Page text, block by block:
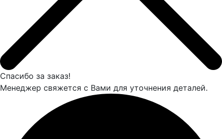
Спасибо за заказ!
Менеджер свяжется с Вами для уточнения деталей.